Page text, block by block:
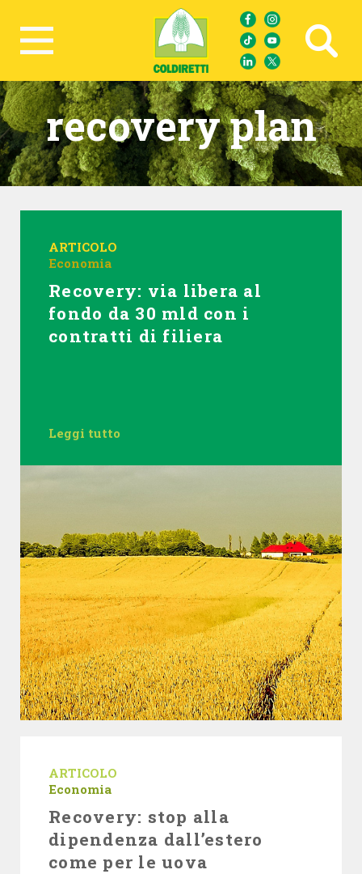
Ricerca avanzata
recovery plan
ARTICOLO
Economia
Recovery: via libera al
fondo da 30 mld con i
contratti di filiera
Leggi tutto
ARTICOLO
Economia
Recovery: stop alla
dipendenza dall’estero
come per le uova